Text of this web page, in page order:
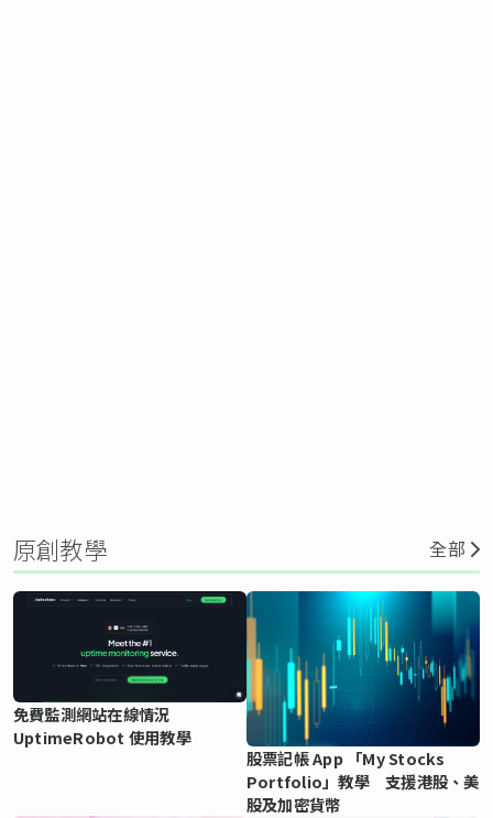
原創教學 全部
免費監測網站在線情況
UptimeRobot 使用教學
股票記帳 App 「My Stocks
Portfolio」教學 支援港股、美
股及加密貨幣